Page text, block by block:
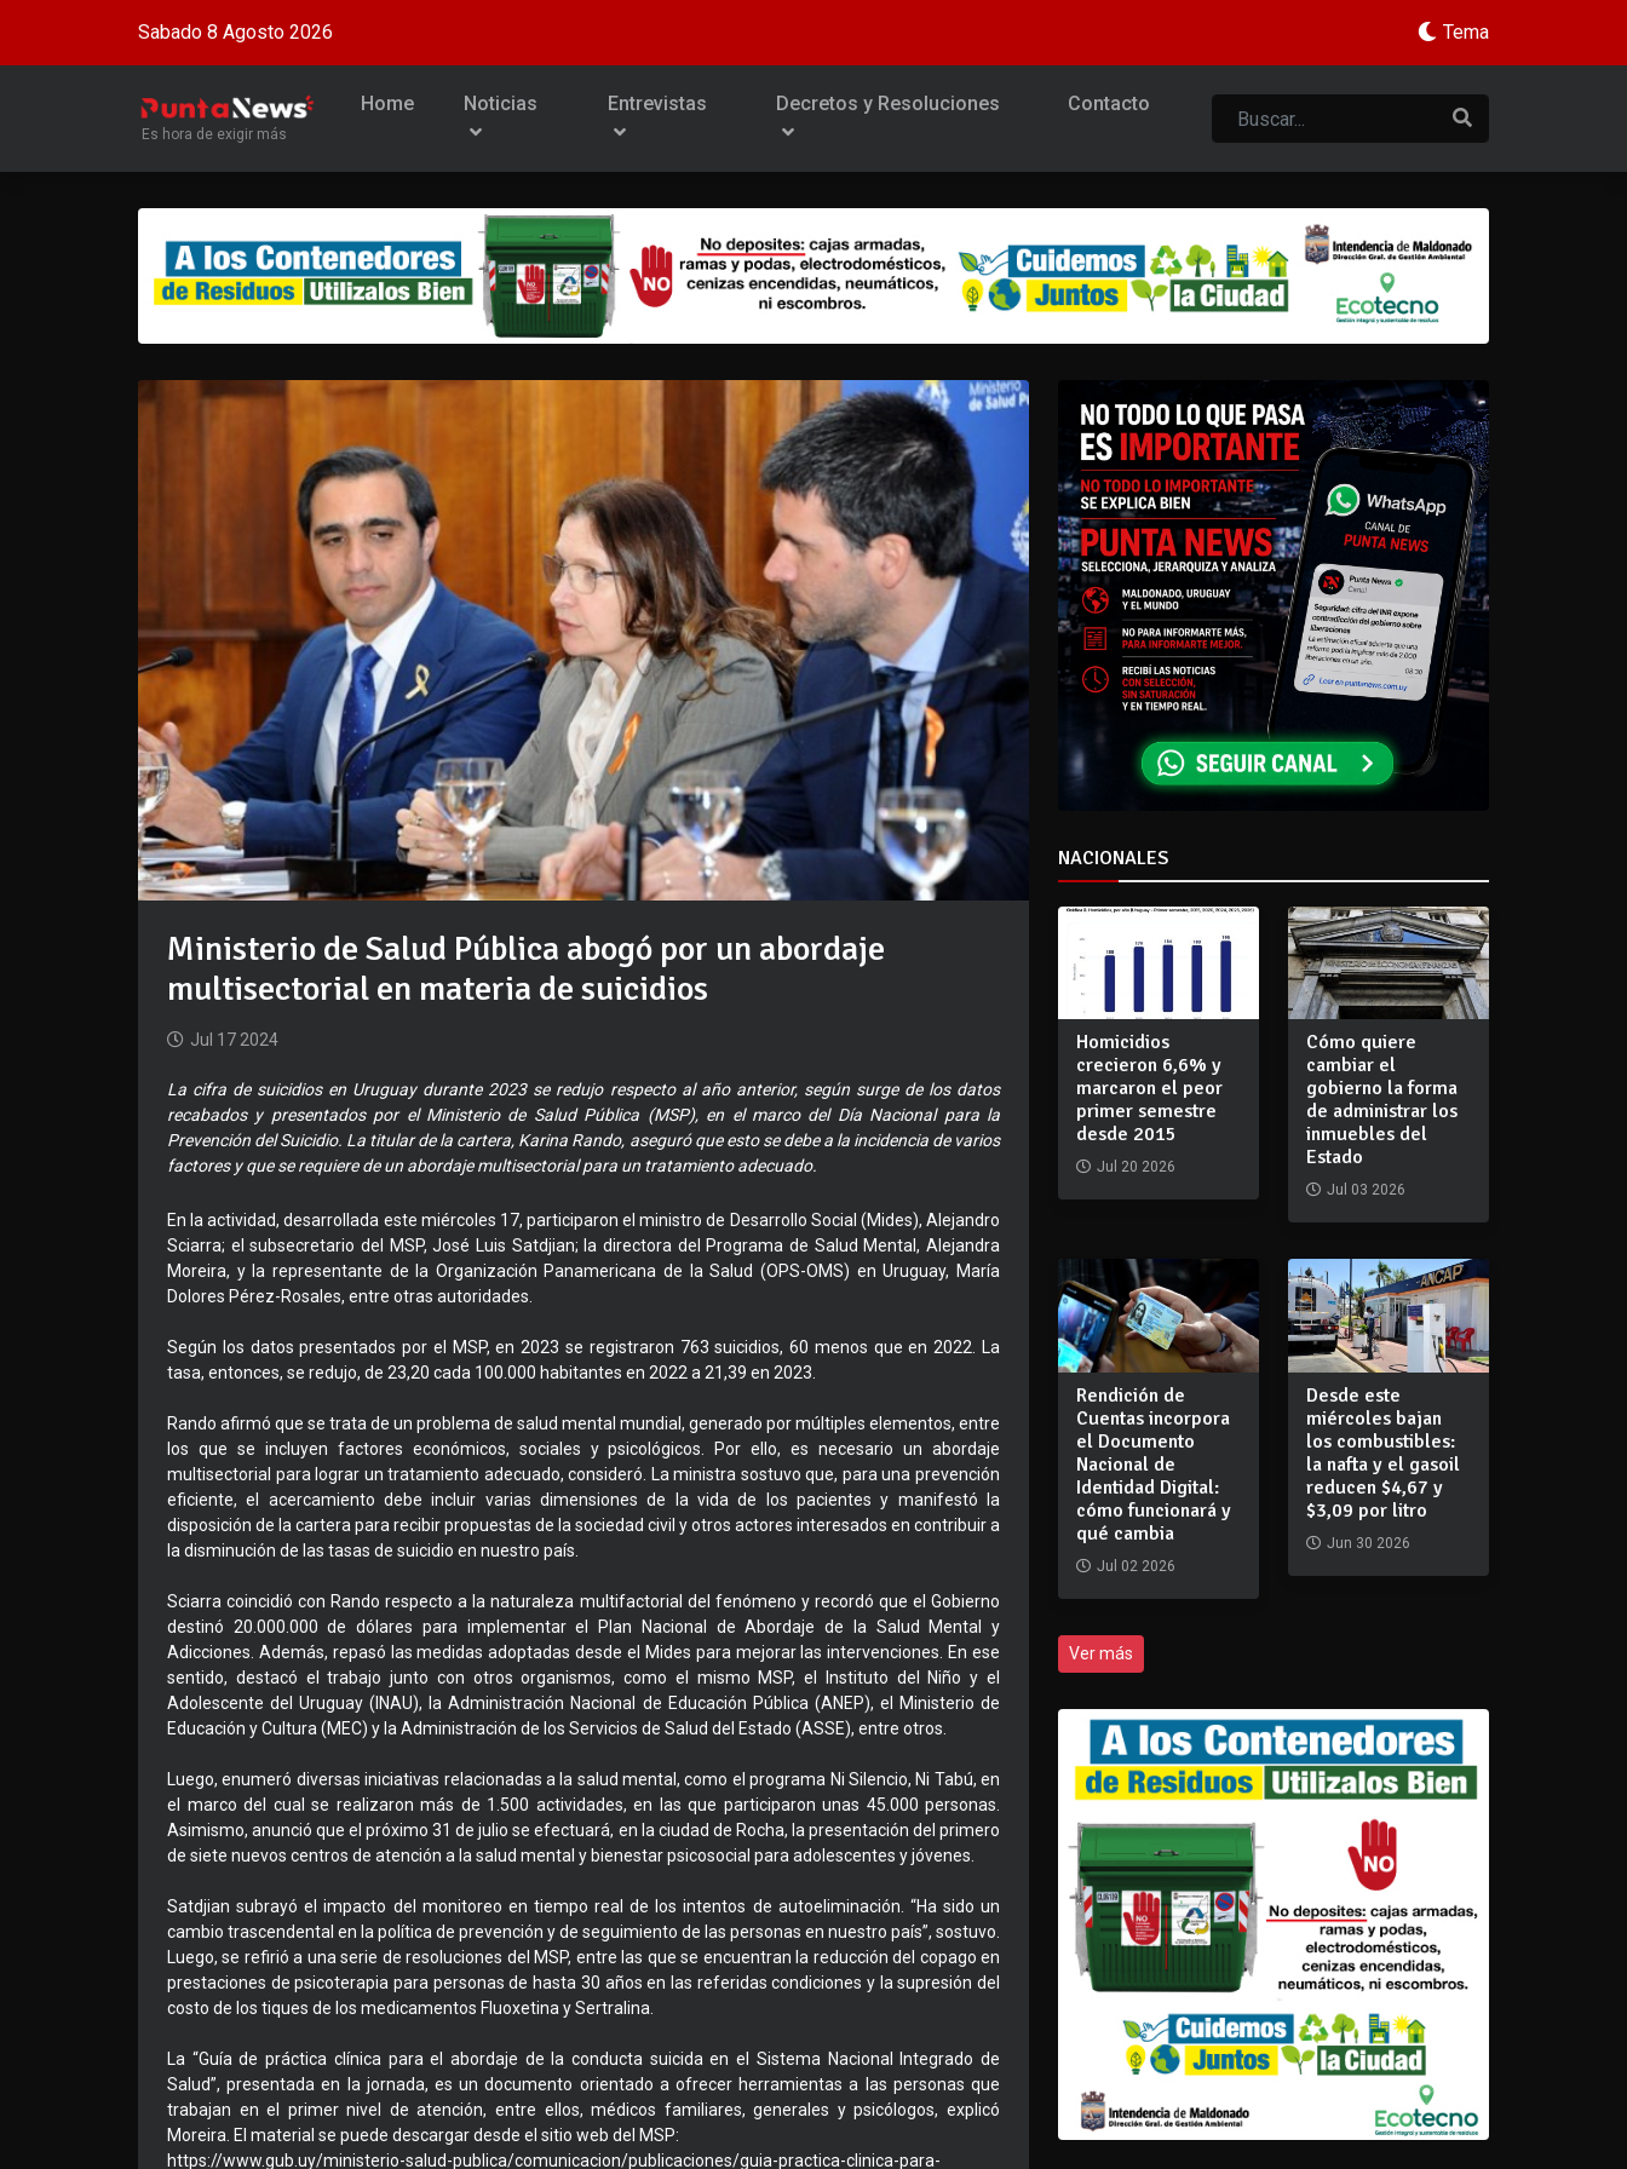
Sabado 8 Agosto 2026 Tema
Es hora de exigir más
Home Noticias Entrevistas Decretos y Resoluciones Contacto
Ministerio de Salud Pública abogó por un abordaje
multisectorial en materia de suicidios
Jul 17 2024
La cifra de suicidios en Uruguay durante 2023 se redujo respecto al año anterior, según surge de los datos
recabados y presentados por el Ministerio de Salud Pública (MSP), en el marco del Día Nacional para la
Prevención del Suicidio. La titular de la cartera, Karina Rando, aseguró que esto se debe a la incidencia de varios
factores y que se requiere de un abordaje multisectorial para un tratamiento adecuado.
En la actividad, desarrollada este miércoles 17, participaron el ministro de Desarrollo Social (Mides), Alejandro
Sciarra; el subsecretario del MSP, José Luis Satdjian; la directora del Programa de Salud Mental, Alejandra
Moreira, y la representante de la Organización Panamericana de la Salud (OPS-OMS) en Uruguay, María
Dolores Pérez-Rosales, entre otras autoridades.
Según los datos presentados por el MSP, en 2023 se registraron 763 suicidios, 60 menos que en 2022. La
tasa, entonces, se redujo, de 23,20 cada 100.000 habitantes en 2022 a 21,39 en 2023.
Rando afirmó que se trata de un problema de salud mental mundial, generado por múltiples elementos, entre
los que se incluyen factores económicos, sociales y psicológicos. Por ello, es necesario un abordaje
multisectorial para lograr un tratamiento adecuado, consideró. La ministra sostuvo que, para una prevención
eficiente, el acercamiento debe incluir varias dimensiones de la vida de los pacientes y manifestó la
disposición de la cartera para recibir propuestas de la sociedad civil y otros actores interesados en contribuir a
la disminución de las tasas de suicidio en nuestro país.
Sciarra coincidió con Rando respecto a la naturaleza multifactorial del fenómeno y recordó que el Gobierno
destinó 20.000.000 de dólares para implementar el Plan Nacional de Abordaje de la Salud Mental y
Adicciones. Además, repasó las medidas adoptadas desde el Mides para mejorar las intervenciones. En ese
sentido, destacó el trabajo junto con otros organismos, como el mismo MSP, el Instituto del Niño y el
Adolescente del Uruguay (INAU), la Administración Nacional de Educación Pública (ANEP), el Ministerio de
Educación y Cultura (MEC) y la Administración de los Servicios de Salud del Estado (ASSE), entre otros.
Luego, enumeró diversas iniciativas relacionadas a la salud mental, como el programa Ni Silencio, Ni Tabú, en
el marco del cual se realizaron más de 1.500 actividades, en las que participaron unas 45.000 personas.
Asimismo, anunció que el próximo 31 de julio se efectuará, en la ciudad de Rocha, la presentación del primero
de siete nuevos centros de atención a la salud mental y bienestar psicosocial para adolescentes y jóvenes.
Satdjian subrayó el impacto del monitoreo en tiempo real de los intentos de autoeliminación. “Ha sido un
cambio trascendental en la política de prevención y de seguimiento de las personas en nuestro país”, sostuvo.
Luego, se refirió a una serie de resoluciones del MSP, entre las que se encuentran la reducción del copago en
prestaciones de psicoterapia para personas de hasta 30 años en las referidas condiciones y la supresión del
costo de los tiques de los medicamentos Fluoxetina y Sertralina.
La “Guía de práctica clínica para el abordaje de la conducta suicida en el Sistema Nacional Integrado de
Salud”, presentada en la jornada, es un documento orientado a ofrecer herramientas a las personas que
trabajan en el primer nivel de atención, entre ellos, médicos familiares, generales y psicólogos, explicó
Moreira. El material se puede descargar desde el sitio web del MSP:
https://www.gub.uy/ministerio-salud-publica/comunicacion/publicaciones/guia-practica-clinica-para-
NACIONALES
Homicidios
crecieron 6,6% y
marcaron el peor
primer semestre
desde 2015
Jul 20 2026
Cómo quiere
cambiar el
gobierno la forma
de administrar los
inmuebles del
Estado
Jul 03 2026
Rendición de
Cuentas incorpora
el Documento
Nacional de
Identidad Digital:
cómo funcionará y
qué cambia
Jul 02 2026
Desde este
miércoles bajan
los combustibles:
la nafta y el gasoil
reducen $4,67 y
$3,09 por litro
Jun 30 2026
Ver más